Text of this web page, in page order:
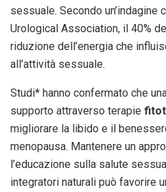
sessuale. Secondo un’indagine
Urological Association, il 40%
riduzione dell’energia che
all’attività sessuale.
Studi* hanno confermato che
supporto attraverso terapie
migliorare la libido e il
menopausa. Mantenere un
l’educazione sulla salute
integratori naturali può favorire